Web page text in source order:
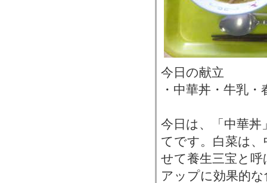
今日の献立
・中華丼・牛乳
今日は、「中華
てです。白菜は
せて養生三宝と
アップに効果的